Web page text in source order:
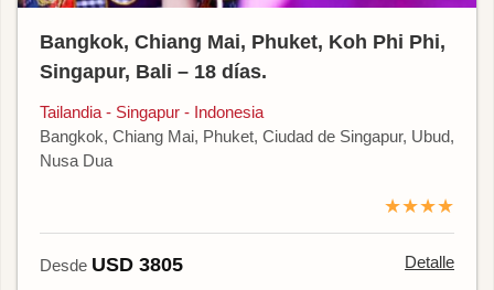
Bangkok, Chiang Mai, Phuket, Koh Phi Phi,
Singapur, Bali – 18 días.
Tailandia - Singapur - Indonesia
Bangkok, Chiang Mai, Phuket, Ciudad de Singapur, Ubud,
Nusa Dua
★★★★
Desde USD 3805 Detalle